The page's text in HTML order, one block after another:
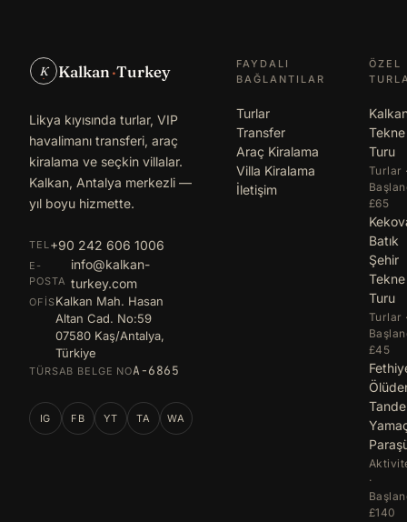
K Kalkan·Turkey
Likya kıyısında turlar, VIP
havalimanı transferi, araç
kiralama ve seçkin villalar.
Kalkan, Antalya merkezli —
yıl boyu hizmette.
TEL+90 242 606 1006
E-
POSTA
info@kalkan-
turkey.com
OFISKalkan Mah. Hasan
Altan Cad. No:59
07580 Kaş/Antalya,
Türkiye
TÜRSAB BELGE NOA-6865
IG FB YT TA WA
FAYDALI
BAĞLANTILAR
Turlar
Transfer
Araç Kiralama
Villa Kiralama
İletişim
ÖZEL
Tekne
Turu
Turlar
£65
Batık
Şehir
Tekne
Turu
Turlar
£45
·
£140